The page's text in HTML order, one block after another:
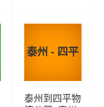
泰州 - 四平
泰州到四平物